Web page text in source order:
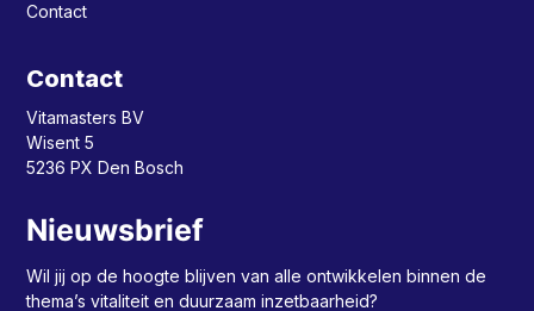
Contact
Contact
Vitamasters BV
Wisent 5
5236 PX Den Bosch
Nieuwsbrief
Wil jij op de hoogte blijven van alle ontwikkelen binnen de
thema’s vitaliteit en duurzaam inzetbaarheid?